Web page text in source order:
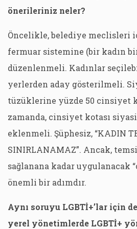
önerileriniz neler?
Öncelikle, belediye meclisleri
fermuar sistemine (bir kadın
düzenlenmeli. Kadınlar
yerlerden aday gösterilmeli.
tüzüklerine yüzde 50 cinsiyet
zamanda, cinsiyet kotası
eklenmeli. Şüphesiz, “KADIN
SINIRLANAMAZ”. Ancak,
sağlanana kadar uygulanacak
önemli bir adımdır.
Aynı soruyu LGBTİ+’lar için
yerel yönetimlerde LGBTİ+